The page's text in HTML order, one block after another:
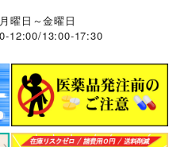
曜日～金曜日
12:00/13:00-17:30